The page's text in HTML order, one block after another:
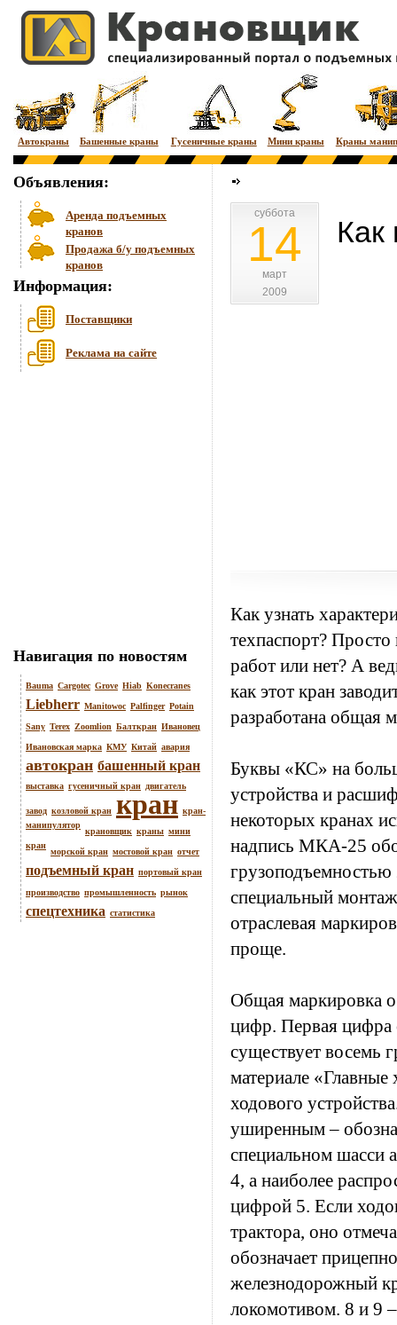
Автокраны Башенные краны Гусеничные краны Мини краны Краны
Объявления:
Аренда подъемных
кранов
Продажа б/у подъемных
кранов
Информация:
Поставщики
Реклама на сайте
Навигация по новостям
Bauma Cargotec Grove Hiab Konecranes
Liebherr Manitowoc Palfinger Potain
Sany Terex Zoomlion Балткран Ивановец
Ивановская марка КМУ Китай авария
автокран башенный кран
выставка гусеничный кран двигатель
завод козловой кран кран кран-
манипулятор крановщик краны мини
кран морской кран мостовой кран отчет
подъемный кран портовый кран
производство промышленность рынок
спецтехника статистика
суббота
суббота
14
март
март
2009
2009
Как
Как узнать
техпаспорт?
работ или нет? А
как этот кран
разработана общая
Буквы «КС» на
устройства и
некоторых кранах
надпись МКА-25
специальный
отраслевая
проще.
Общая маркировка
цифр. Первая цифра
существует восемь
материале «Главные
ходового
уширенным –
специальном шасси
4, а наиболее
цифрой 5. Если
трактора, оно
обозначает
железнодорожный
локомотивом. 8 и 9